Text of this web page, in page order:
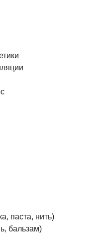
паста, нить)
бальзам)